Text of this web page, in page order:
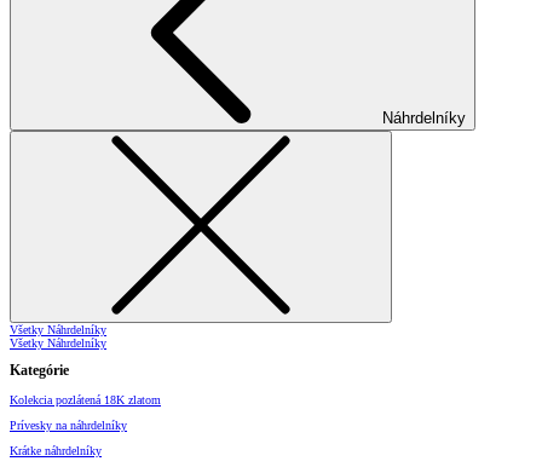
Náhrdelníky
Všetky Náhrdelníky
Všetky Náhrdelníky
Kategórie
Kolekcia pozlátená 18K zlatom
Prívesky na náhrdelníky
Krátke náhrdelníky